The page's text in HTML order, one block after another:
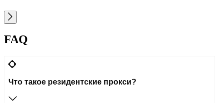
FAQ
Что такое резидентские прокси?